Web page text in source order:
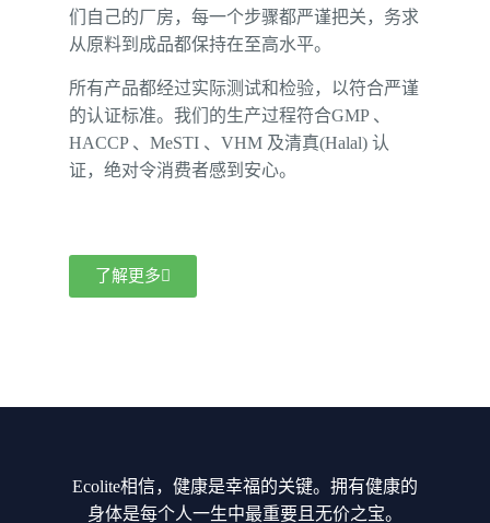
们自己的厂房，每一个步骤都严谨把关，务求
从原料到成品都保持在至高水平。
所有产品都经过实际测试和检验，以符合严谨
的认证标准。我们的生产过程符合GMP 、
HACCP 、MeSTI 、VHM 及清真(Halal) 认
证，绝对令消费者感到安心。
了解更多
Ecolite相信，健康是幸福的关键。拥有健康的
身体是每个人一生中最重要且无价之宝。